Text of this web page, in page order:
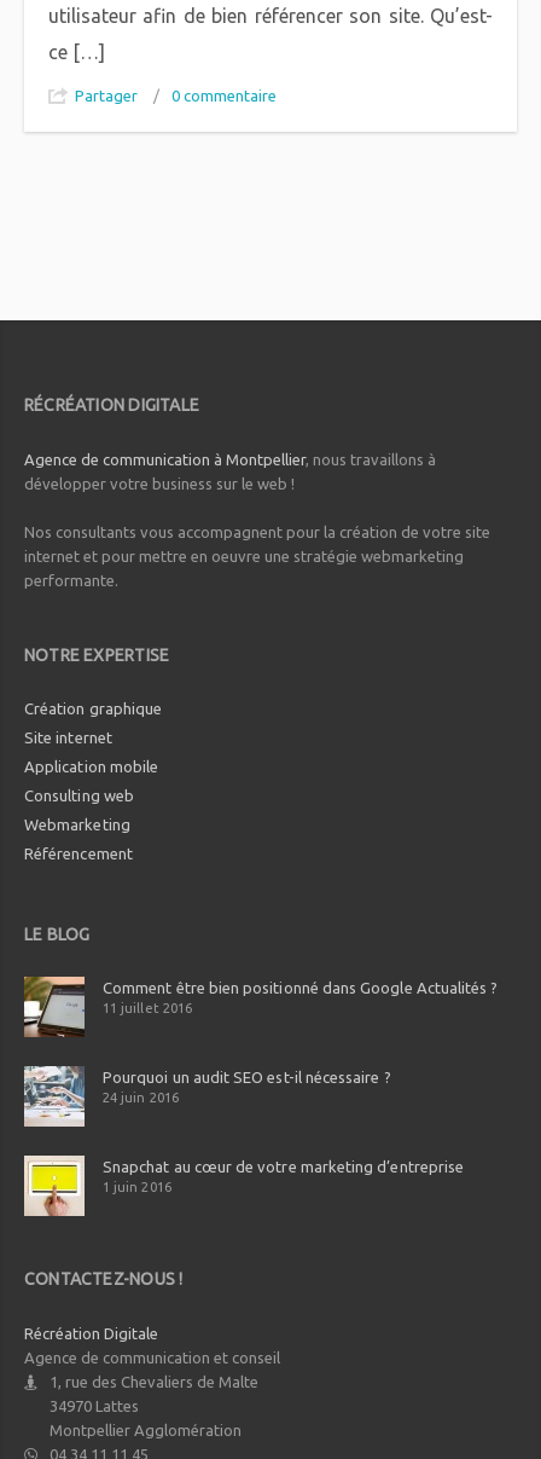
utilisateur afin de bien référencer son site. Qu’est-
ce […]
Partager / 0 commentaire
RÉCRÉATION DIGITALE
Agence de communication à Montpellier, nous travaillons à
développer votre business sur le web !
Nos consultants vous accompagnent pour la création de votre site
internet et pour mettre en oeuvre une stratégie webmarketing
performante.
NOTRE EXPERTISE
Création graphique
Site internet
Application mobile
Consulting web
Webmarketing
Référencement
LE BLOG
Comment être bien positionné dans Google Actualités ?
11 juillet 2016
Pourquoi un audit SEO est-il nécessaire ?
24 juin 2016
Snapchat au cœur de votre marketing d’entreprise
1 juin 2016
CONTACTEZ-NOUS !
Récréation Digitale
Agence de communication et conseil
1, rue des Chevaliers de Malte
34970 Lattes
Montpellier Agglomération
04 34 11 11 45